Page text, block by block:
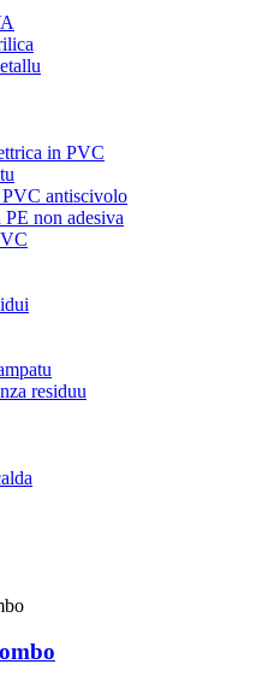
in PVC
PVC antiscivolo
non adesiva
residuu